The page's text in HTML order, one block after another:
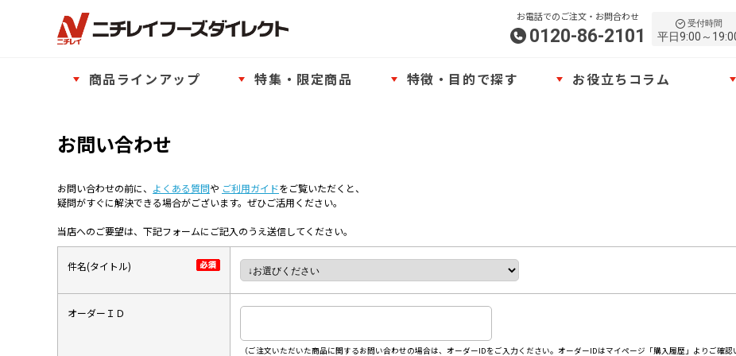
お電話でのご注文・お問合わせ
0120-86-2101
受付時間
平日9:00～
商品ラインアップ 特集・限定商品 特徴・目的で探す お役立ちコラム
お問い合わせ
お問い合わせの前に、 よくある質問や ご利用ガイドをご覧いただくと、
疑問がすぐに解決できる場合がございます。ぜひご活用ください。
当店へのご要望は、下記フォームにご記入のうえ送信してください。
件名(タイトル)
オーダーＩＤ
（ご注文いただいた商品に関するお問い合わせの場合は、オーダーIDをご入力ください。オーダーIDはマイページ「購入履歴」よりご確認